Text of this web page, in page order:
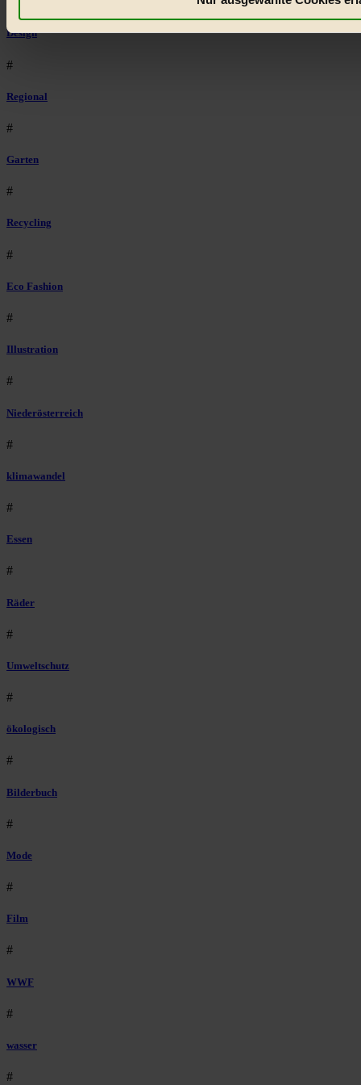
Design
#
Regional
#
Garten
#
Recycling
#
Eco Fashion
#
Illustration
#
Niederösterreich
#
klimawandel
#
Essen
#
Räder
#
Umweltschutz
#
ökologisch
#
Bilderbuch
#
Mode
#
Film
#
WWF
#
wasser
#